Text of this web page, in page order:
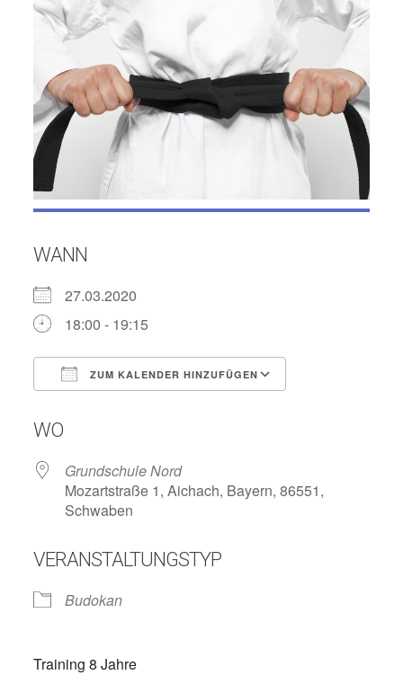
WANN
27.03.2020
18:00 - 19:15
ZUM KALENDER HINZUFÜGEN
WO
Grundschule Nord
Mozartstraße 1, Aichach, Bayern, 86551,
Schwaben
VERANSTALTUNGSTYP
Budokan
Training 8 Jahre